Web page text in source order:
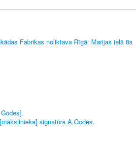
Fabrikas noliktava Rīgā: Marijas ielā 8a
signatūra A.Godes.